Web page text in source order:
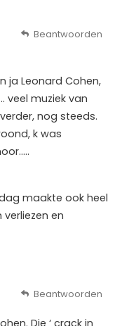
ja Leonard Cohen,
veel muziek van
nog steeds.
k was
maakte ook heel
en
Beantwoorden
Die ‘ crack in
Beantwoorden